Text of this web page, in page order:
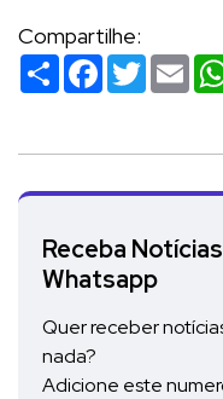
Compartilhe:
Compartilhar
Facebook
Twitter
Receba
Whatsapp
Quer receber
nada?
Adicione este